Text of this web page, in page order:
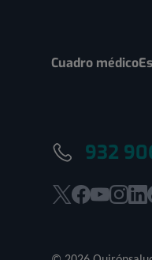
Cuadro médico
932
se se se se